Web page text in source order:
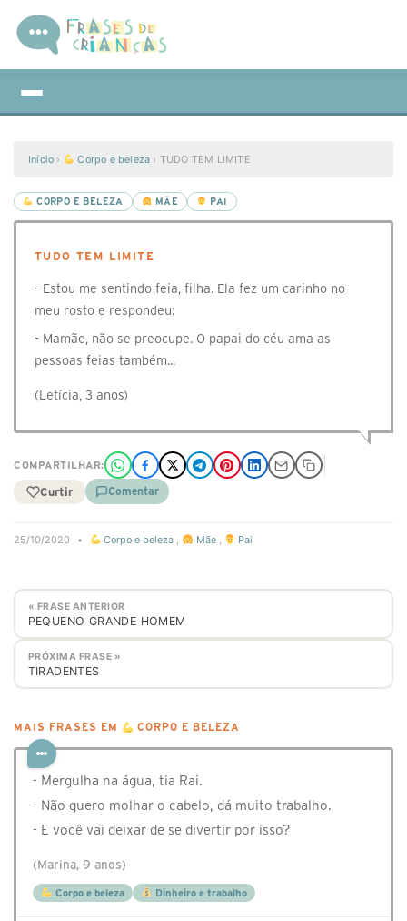
Início › Corpo e beleza › TUDO TEM LIMITE
CORPO E BELEZA MÃE PAI
TUDO TEM LIMITE
- Estou me sentindo feia, filha. Ela fez um carinho no
meu rosto e respondeu:
- Mamãe, não se preocupe. O papai do céu ama as
pessoas feias também...
(Letícia, 3 anos)
COMPARTILHAR:
Curtir Comentar
25/10/2020 • Corpo e beleza , Mãe, Pai
« FRASE ANTERIOR
PEQUENO GRANDE HOMEM
PRÓXIMA FRASE »
TIRADENTES
MAIS FRASES EM CORPO E BELEZA
- Mergulha na água, tia Rai.
- Não quero molhar o cabelo, dá muito trabalho.
- E você vai deixar de se divertir por isso?
(Marina, 9 anos)
Corpo e beleza Dinheiro e trabalho